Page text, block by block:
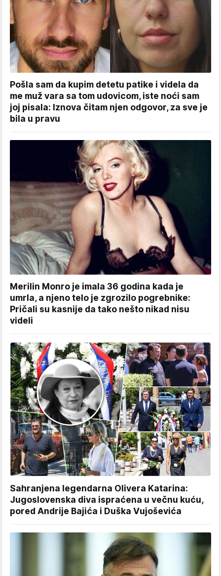
Pošla sam da kupim detetu patike i videla da
me muž vara sa tom udovicom, iste noći sam
joj pisala: Iznova čitam njen odgovor, za sve je
bila u pravu
Merilin Monro je imala 36 godina kada je
umrla, a njeno telo je zgrozilo pogrebnike:
Pričali su kasnije da tako nešto nikad nisu
videli
Sahranjena legendarna Olivera Katarina:
Jugoslovenska diva ispraćena u večnu kuću,
pored Andrije Bajića i Duška Vujoševića